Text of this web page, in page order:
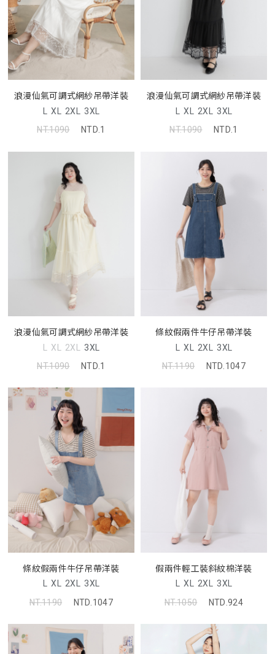
浪漫仙氣可調式網紗吊帶洋裝
L XL 2XL 3XL
NT.1090
NTD.1
浪漫仙氣可調式網紗吊帶洋裝
L XL 2XL 3XL
NT.1090
NTD.1
浪漫仙氣可調式網紗吊帶洋裝
L XL 2XL 3XL
NT.1090
NTD.1
條紋假兩件牛仔吊帶洋裝
L XL 2XL 3XL
NT.1190
NTD.1047
條紋假兩件牛仔吊帶洋裝
L XL 2XL 3XL
NT.1190
NTD.1047
假兩件輕工裝斜紋棉洋裝
L XL 2XL 3XL
NT.1050
NTD.924